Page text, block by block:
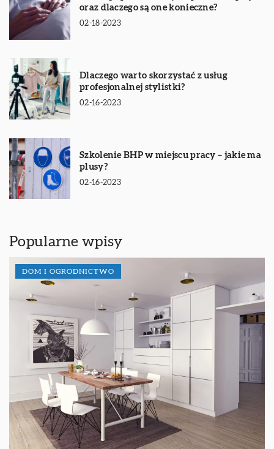
oraz dlaczego są one konieczne?
02-18-2023
Dlaczego warto skorzystać z usług
profesjonalnej stylistki?
02-16-2023
Szkolenie BHP w miejscu pracy – jakie ma
plusy?
02-16-2023
Popularne wpisy
DOM I OGRODNICTWO